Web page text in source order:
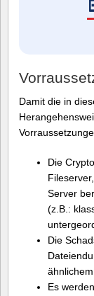
Damit die in
Die
Server
(z.B.:
Die
Es